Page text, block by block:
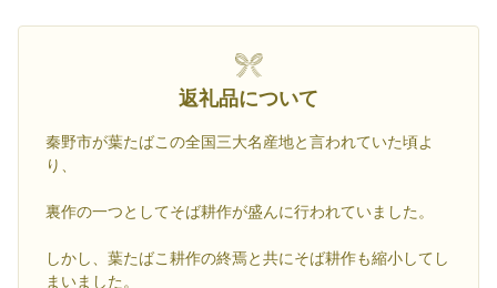
返礼品について
秦野市が葉たばこの全国三大名産地と言われていた頃よ
り、
裏作の一つとしてそば耕作が盛んに行われていました。
しかし、葉たばこ耕作の終焉と共にそば耕作も縮小してし
まいました。